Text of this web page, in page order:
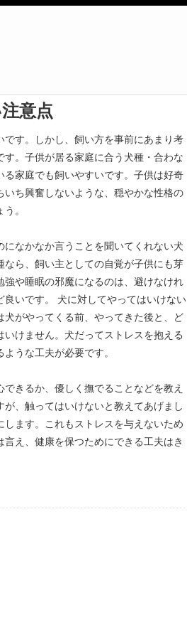
意点
す。しかし、飼い方を事前にあまり考
。子供が居る家庭に合う犬種・合わな
家庭でも飼いやすいです。子供は好奇
ち興奮しないような、穏やかな性格の
。
なかなか言うことを聞いてくれない犬
ら、飼い主としての自覚が子供にも芽
や睡眠の邪魔になるのは、避けなけれ
いです。 犬に対してやってはいけない
がやってくる前、やってきた後と、ど
けません。犬だってストレスを抱える
うな工夫が必要です。
きるか、優しく撫でることなどを教え
、触ってはいけないと教えてあげまし
ます。これもストレスを与えないため
え、健康を保つためにできる工夫はき